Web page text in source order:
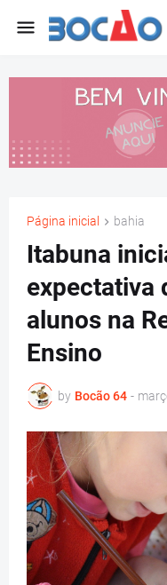
Página inicial bahia
Itabuna
expectativa
alunos na
Ensino
by Bocão 64 -